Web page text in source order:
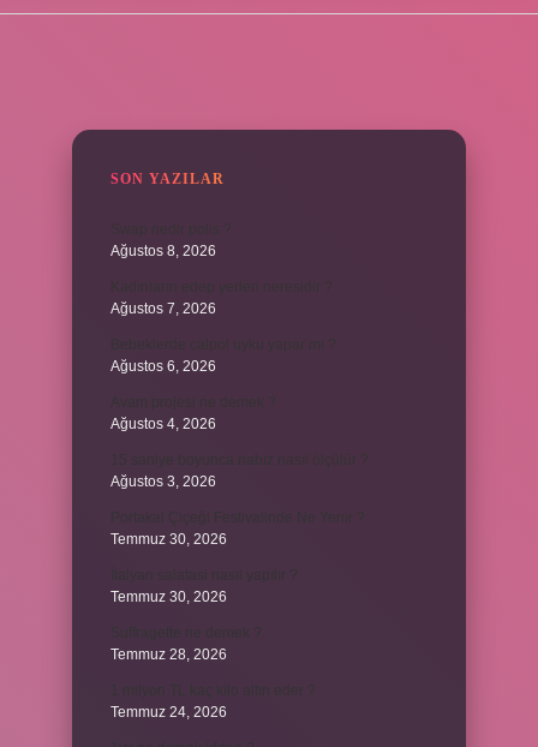
SON YAZILAR
Ağustos 8, 2026
Ağustos 7, 2026
Ağustos 6, 2026
Ağustos 4, 2026
Ağustos 3, 2026
Temmuz 30, 2026
Temmuz 30, 2026
Temmuz 28, 2026
Temmuz 24, 2026